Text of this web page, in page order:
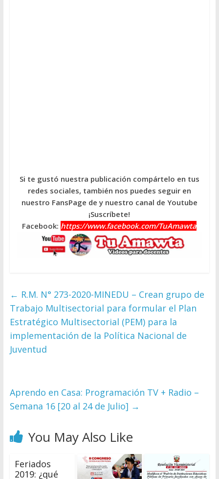
Si te gustó nuestra publicación compártelo en tus
redes sociales, también nos puedes seguir en
nuestro FansPage de y nuestro canal de Youtube
¡Suscríbete!
Facebook: https://www.facebook.com/TuAmawta
← R.M. N° 273-2020-MINEDU – Crean grupo de
Trabajo Multisectorial para formular el Plan
Estratégico Multisectorial (PEM) para la
implementación de la Política Nacional de
Juventud
Aprendo en Casa: Programación TV + Radio –
Semana 16 [20 al 24 de Julio] →
You May Also Like
Feriados
2019: ¿qué